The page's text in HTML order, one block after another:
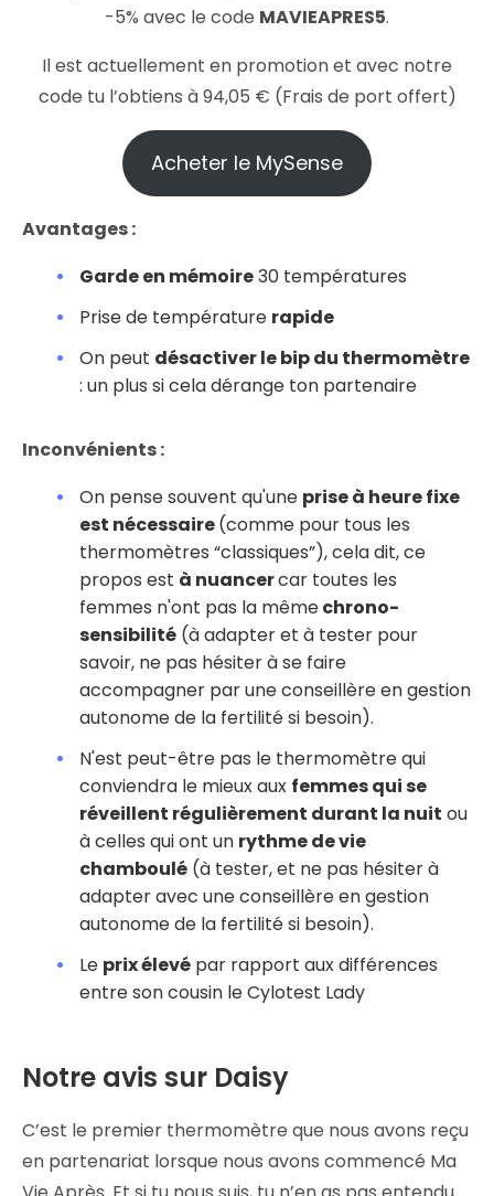
-5% avec le code MAVIEAPRES5.
Il est actuellement en promotion et avec notre
code tu l’obtiens à 94,05 € (Frais de port offert)
Acheter le MySense
Avantages :
Garde en mémoire30 températures
Prise de température rapide
On peut désactiver le bip du thermomètre
: un plus si cela dérange ton partenaire
Inconvénients :
On pense souvent qu'une prise à heure fixe
est nécessaire(comme pour tous les
thermomètres “classiques”), cela dit, ce
propos est à nuancercar toutes les
femmes n'ont pas la mêmechrono-
sensibilité (à adapter et à tester pour
savoir, ne pas hésiter à se faire
accompagner par une conseillère en gestion
autonome de la fertilité si besoin).
N'est peut-être pas le thermomètre qui
conviendra le mieux aux femmes qui se
réveillent régulièrement durant la nuit ou
à celles qui ont un rythme de vie
chamboulé (à tester, et ne pas hésiter à
adapter avec une conseillère en gestion
autonome de la fertilité si besoin).
Le prix élevé par rapport aux différences
entre son cousin le Cylotest Lady
Notre avis sur Daisy
C’est le premier thermomètre que nous avons reçu
en partenariat lorsque nous avons commencé Ma